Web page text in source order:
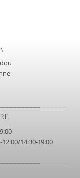
12:00/14:30-19:00